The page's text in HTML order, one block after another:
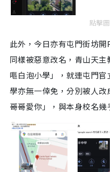
點擊
此外，今日亦有屯門街坊
同樣被惡意改名，青山天
嘔白泡小學」，就連屯門
學亦無一倖免，分別被人
哥哥愛你」，與本身校名